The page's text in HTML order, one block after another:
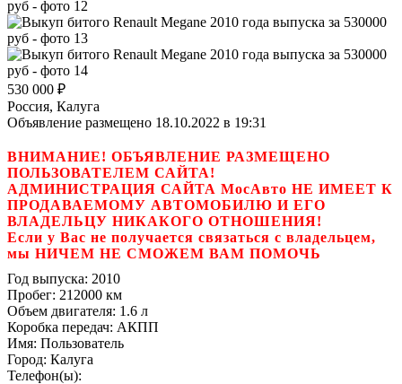
530 000 ₽
Россия, Калуга
Объявление размещено 18.10.2022 в 19:31
ВНИМАНИЕ! ОБЪЯВЛЕНИЕ РАЗМЕЩЕНО
ПОЛЬЗОВАТЕЛЕМ САЙТА!
АДМИНИСТРАЦИЯ САЙТА МосАвто НЕ ИМЕЕТ К
ПРОДАВАЕМОМУ АВТОМОБИЛЮ И ЕГО
ВЛАДЕЛЬЦУ НИКАКОГО ОТНОШЕНИЯ!
Если у Вас не получается связаться с владельцем,
мы НИЧЕМ НЕ СМОЖЕМ ВАМ ПОМОЧЬ
Год выпуска: 2010
Пробег: 212000 км
Объем двигателя: 1.6 л
Коробка передач: АКПП
Имя: Пользователь
Город: Калуга
Телефон(ы):